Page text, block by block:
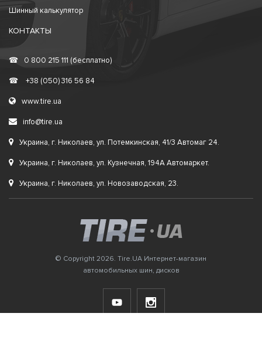
Шинный калькулятор
КОНТАКТЫ
☎ 0 800 215 111 (бесплатно)
☎ +38 (050) 316 56 84
www.tire.ua
info@tire.ua
Украина, г. Николаев, ул. Потемкинская, 41/3 Автомаг 24.
Украина, г. Николаев, ул. Кузнечная, 194А Автомаркет.
Украина, г. Николаев, ул. Новозаводская, 23.
© Copyright 2026. Tire.UA Интернет-магазин
автомобильных шин, дисков